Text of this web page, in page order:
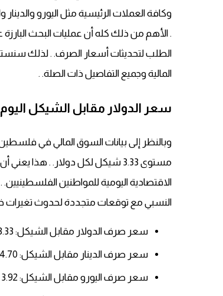
وكافة العملات الرئيسية مثل اليورو
. الأهم من ذلك كله أن عمليات البحث
الطلب لتحديثات أسعار الصرف. . لذلك
المالية وجميع التفاصيل ذات الصلة. .
سعر الدولار مقابل الشيكل اليوم الأربعاء
وبالنظر إلى بيانات السوق المالي في
مستوى 3.33 شيكل لكل دولار. . هذا
الاقتصادية اليومية للمواطنين
النسبي مع توقعات متجددة لحدوث تغيرات
سعر صرف الدولار مقابل الشيكل: 3.33 شيكل.
سعر صرف الدينار مقابل الشيكل: 4.70 شيكل.
سعر صرف اليورو مقابل الشيكل: 3.92 شيكل.